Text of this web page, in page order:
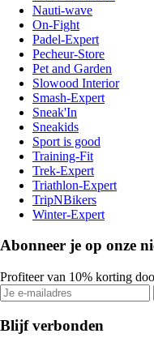
Nauti-wave
On-Fight
Padel-Expert
Pecheur-Store
Pet and Garden
Slowood Interior
Smash-Expert
Sneak'In
Sneakids
Sport is good
Training-Fit
Trek-Expert
Triathlon-Expert
TripNBikers
Winter-Expert
Abonneer je op onze
Profiteer van 10% korting
Blijf verbonden